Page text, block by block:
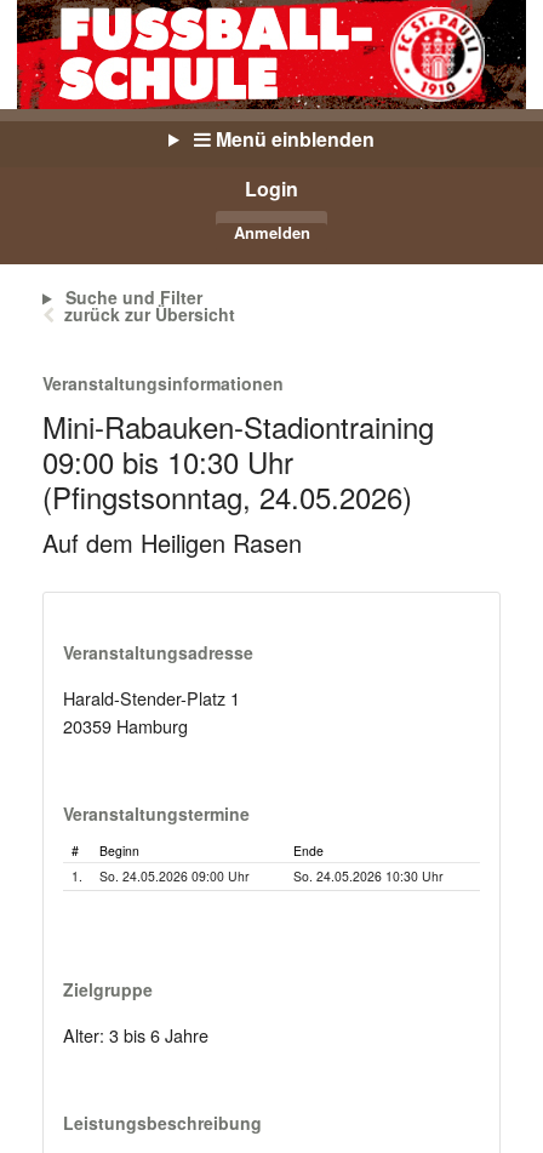
Menü einblenden
Login
Anmelden
Suche und Filter
zurück zur Übersicht
Veranstaltungsinformationen
Mini-Rabauken-Stadiontraining
09:00 bis 10:30 Uhr
(Pfingstsonntag, 24.05.2026)
Auf dem Heiligen Rasen
Veranstaltungsadresse
Harald-Stender-Platz 1
20359 Hamburg
Veranstaltungstermine
# Beginn
Ende
1.
So. 24.05.2026 09:00 Uhr So. 24.05.2026 10:30 Uhr
Zielgruppe
Alter: 3 bis 6 Jahre
Leistungsbeschreibung